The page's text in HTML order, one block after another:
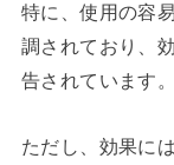
特に、使用の容
調されており、
告されています。
ただし、効果に